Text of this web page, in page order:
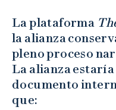
La plataforma
la alianza
pleno proceso
La alianza
documento
que: